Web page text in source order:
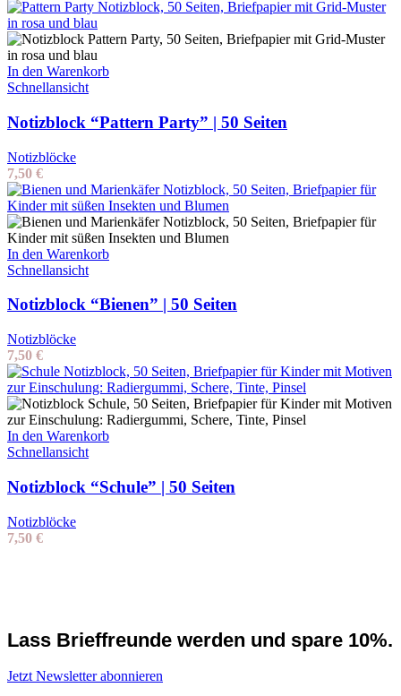
In den Warenkorb
Schnellansicht
Notizblock “Pattern Party” | 50 Seiten
Notizblöcke
7,50 €
In den Warenkorb
Schnellansicht
Notizblock “Bienen” | 50 Seiten
Notizblöcke
7,50 €
In den Warenkorb
Schnellansicht
Notizblock “Schule” | 50 Seiten
Notizblöcke
7,50 €
Lass Brieffreunde werden und spare 10%.
Jetzt Newsletter abonnieren